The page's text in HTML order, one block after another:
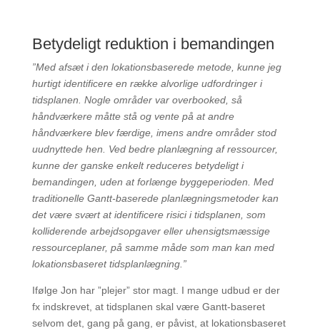
Betydeligt reduktion i bemandingen
”Med afsæt i den lokationsbaserede metode, kunne jeg
hurtigt identificere en række alvorlige udfordringer i
tidsplanen. Nogle områder var overbooked, så
håndværkere måtte stå og vente på at andre
håndværkere blev færdige, imens andre områder stod
uudnyttede hen. Ved bedre planlægning af ressourcer,
kunne der ganske enkelt reduceres betydeligt i
bemandingen, uden at forlænge byggeperioden. Med
traditionelle Gantt-baserede planlægningsmetoder kan
det være svært at identificere risici i tidsplanen, som
kolliderende arbejdsopgaver eller uhensigtsmæssige
ressourceplaner, på samme måde som man kan med
lokationsbaseret tidsplanlægning.”
Ifølge Jon har ”plejer” stor magt. I mange udbud er der
fx indskrevet, at tidsplanen skal være Gantt-baseret
selvom det, gang på gang, er påvist, at lokationsbaseret